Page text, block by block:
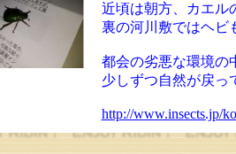
近頃は朝方、カエル
裏の河川敷ではヘビ
都会の劣悪な環境の
少しずつ自然が戻っ
http://www.insects.jp/